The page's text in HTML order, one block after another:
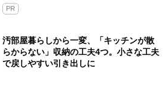
PR
汚部屋暮らしから一変、「キッチンが散
らからない」収納の工夫4つ。小さな工夫
で戻しやすい引き出しに